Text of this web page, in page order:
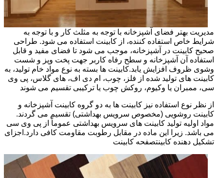
مدیریت بهتر فضای آشپزخانه با توجه به مثلث کار و با توجه به
شرایط خاص استفاده کننده، از کابینت استفاده می شود. طراحی
صحیح کابینت در آشپزخانه، موجب می شود تا فضای مفید و قابل
استفاده آن آشپزخانه و سطح رفاه کاربر جهت پخت وپز و شست
وشوی ظروف افزایش یابد.کابینت ها بسته به نوع مواد خام تولید، به
کابینت های تولید شده از فلز، چوب، ام دی اف، های گلاس، پی وی
سی، ممبران یا وکیوم، روکش چوب یا ترکیبی تقسیم می شوند
از نظر نوع استفاده نیز کابینت ها به دو گروه کابینت آشپزخانه و
کابینت روشویی (مخصوص سرویس بهداشتی) تقسیم می گردند.
مواد اولیه تولید کابینت های سرویس بهداشتی عموماً از پی وی سی
می باشد. زیرا این ماده در مقابل رطوبت مقاومت کافی دارد.اجزای
تشکیل دهنده کابینتصفحه کابینت